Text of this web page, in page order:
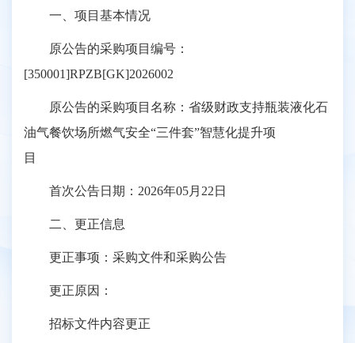
一、项目基本情况
原公告的采购项目编号：
[350001]RPZB[GK]2026002
原公告的采购项目名称：省级财政支持瓶装液化石
油气餐饮场所燃气安全“三件套”智慧化提升项
目
首次公告日期：2026年05月22日
二、更正信息
更正事项：采购文件和采购公告
更正原因：
招标文件内容更正